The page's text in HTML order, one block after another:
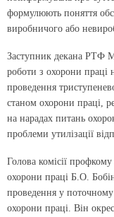
формулюють поняття
виробничого або
Заступник декана РТФ
роботи з охорони праці
проведення
станом охорони праці,
на нарадах питань
проблеми утилізації
Голова комісії
охорони праці Б.О.
проведення у поточному
охорони праці. Він